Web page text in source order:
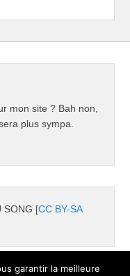
mon site ? Bah non,
plus sympa.
SONG [CC BY-SA
garantir la meilleure